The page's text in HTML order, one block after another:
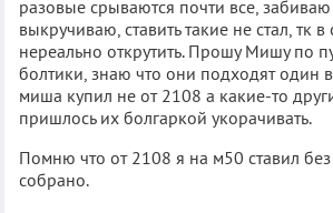
разовые срываются почти все,
выкручиваю, ставить такие не стал, тк в
нереально открутить. Прошу Мишу по
болтики, знаю что они подходят один
миша купил не от 2108 а какие-то
пришлось их болгаркой укорачивать.
Помню что от 2108 я на м50 ставил
собрано.